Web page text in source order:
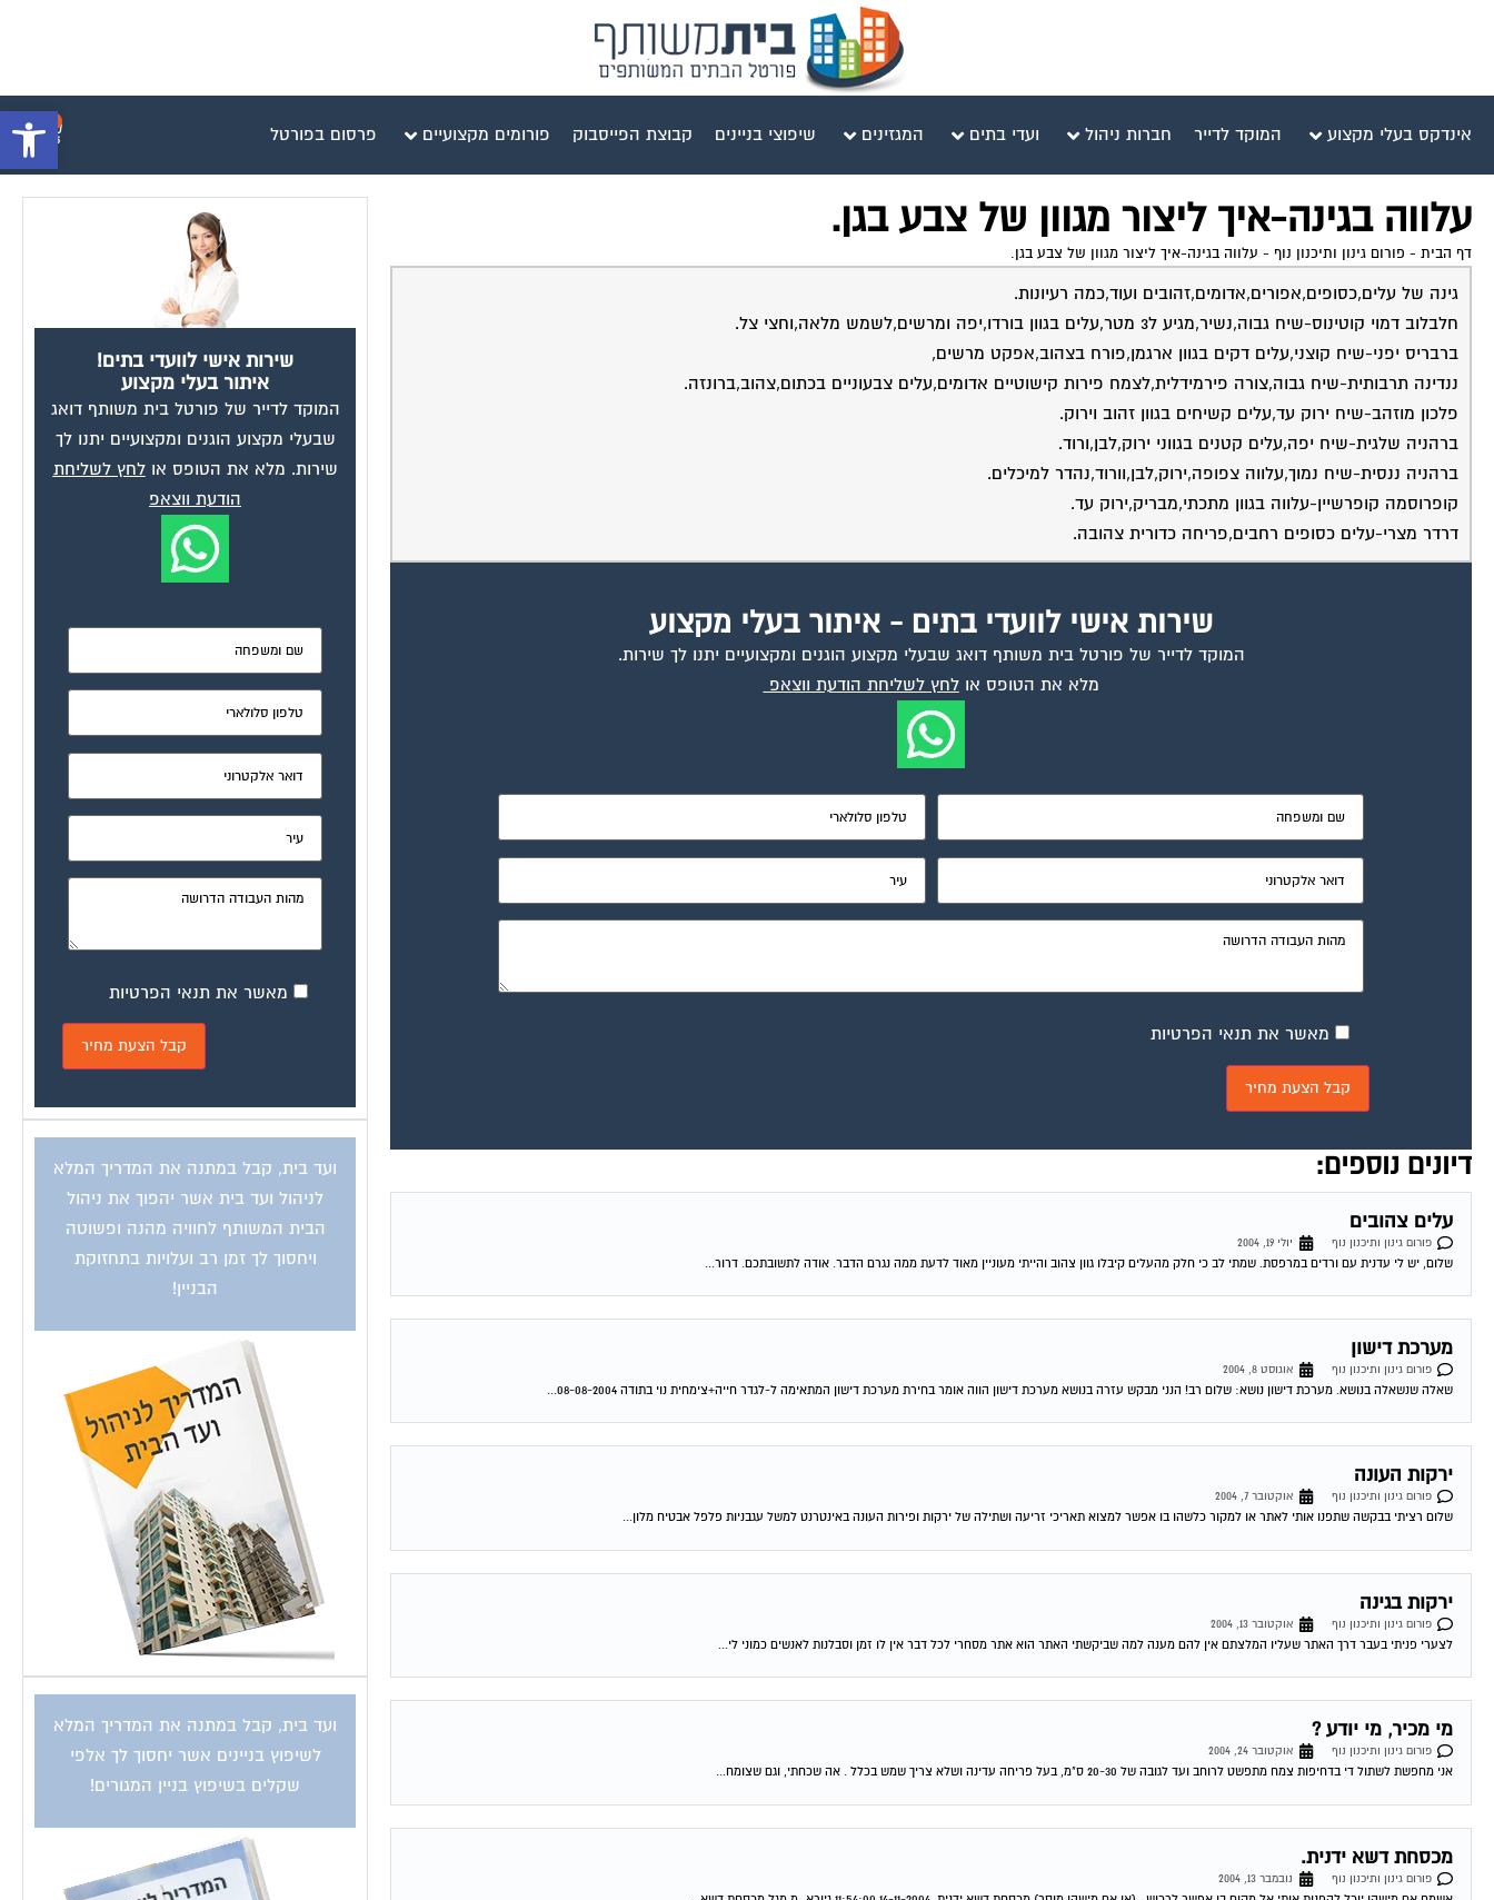
פתח אינדקס בעלי מקצוע המוקד לדייר חברות ניהול ועדי בתים המגזינים שיפוצי בניינים קבוצת הפייסבוק פורומים מקצועיים פרסום בפורטל
עלווה בגינה-איך ליצור מגוון של צבע בגן.
דף הבית - פורום גינון ותיכנון נוף - עלווה בגינה-איך ליצור מגוון של צבע בגן.
גינה של עלים,כסופים,אפורים,אדומים,זהובים ועוד,כמה רעיונות.
חלבלוב דמוי קוטינוס-שיח גבוה,נשיר,מגיע ל3 מטר,עלים בגוון בורדו,יפה ומרשים,לשמש מלאה,וחצי צל.
ברבריס יפני-שיח קוצני,עלים דקים בגוון ארגמן,פורח בצהוב,אפקט מרשים,
ננדינה תרבותית-שיח גבוה,צורה פירמידלית,לצמח פירות קישוטיים אדומים,עלים צבעוניים בכתום,צהוב,ברונזה.
פלכון מוזהב-שיח ירוק עד,עלים קשיחים בגוון זהוב וירוק.
ברהניה שלגית-שיח יפה,עלים קטנים בגווני ירוק,לבן,ורוד.
ברהניה ננסית-שיח נמוך,עלווה צפופה,ירוק,לבן,וורוד,נהדר למיכלים.
קופרוסמה קופרשיין-עלווה בגוון מתכתי,מבריק,ירוק עד.
דרדר מצרי-עלים כסופים רחבים,פריחה כדורית צהובה.
שירות אישי לוועדי בתים - איתור בעלי מקצוע
המוקד לדייר של פורטל בית משותף דואג שבעלי מקצוע הוגנים ומקצועיים יתנו לך שירות.
מלא את הטופס אולחץ לשליחת הודעת ווצאפ
מאשר את תנאי הפרטיות
דיונים נוספים:
עלים צהובים
פורום גינון ותיכנון נוף
יולי 19, 2004
שלום, יש לי עדנית עם ורדים במרפסת. שמתי לב כי חלק מהעלים קיבלו גוון צהוב והייתי מעוניין מאוד לדעת ממה נגרם הדבר. אודה לתשובתכם. דרור...
מערכת דישון
פורום גינון ותיכנון נוף
אוגוסט 8, 2004
שאלה שנשאלה בנושא. מערכת דישון נושא: שלום רב! הנני מבקש עזרה בנושא מערכת דישון הווה אומר בחירת מערכת דישון המתאימה ל-לגדר חייה+צימחית נוי בתודה 08-08-2004...
ירקות העונה
פורום גינון ותיכנון נוף
אוקטובר 7, 2004
שלום רציתי בבקשה שתפנו אותי לאתר או למקור כלשהו בו אפשר למצוא תאריכי זריעה ושתילה של ירקות ופירות העונה באינטרנט למשל עגבניות פלפל אבטיח מלון...
ירקות בגינה
פורום גינון ותיכנון נוף
אוקטובר 13, 2004
לצערי פניתי בעבר דרך האתר שעליו המלצתם אין להם מענה למה שביקשתי האתר הוא אתר מסחרי לכל דבר אין לו זמן וסבלנות לאנשים כמוני לי...
מי מכיר, מי יודע ?
פורום גינון ותיכנון נוף
אוקטובר 24, 2004
אני מחפשת לשתול די בדחיפות צמח מתפשט לרוחב ועד לגובה של 20-30 ס"מ, בעל פריחה עדינה ושלא צריך שמש בכלל . אה שכחתי, וגם שצומח...
מכסחת דשא ידנית.
פורום גינון ותיכנון נוף
נובמבר 13, 2004
שירות אישי לוועדי בתים!
איתור בעלי מקצוע
המוקד לדייר של פורטל בית משותף דואג
שבעלי מקצוע הוגנים ומקצועיים יתנו לך
שירות. מלא את הטופס אולחץ לשליחת
הודעת ווצאפ
מאשר את תנאי הפרטיות
ועד בית, קבל במתנה את המדריך המלא
לניהול ועד בית אשר יהפוך את ניהול
הבית המשותף לחוויה מהנה ופשוטה
ויחסוך לך זמן רב ועלויות בתחזוקת
הבניין!
ועד בית, קבל במתנה את המדריך המלא
לשיפוץ בניינים אשר יחסוך לך אלפי
שקלים בשיפוץ בניין המגורים!